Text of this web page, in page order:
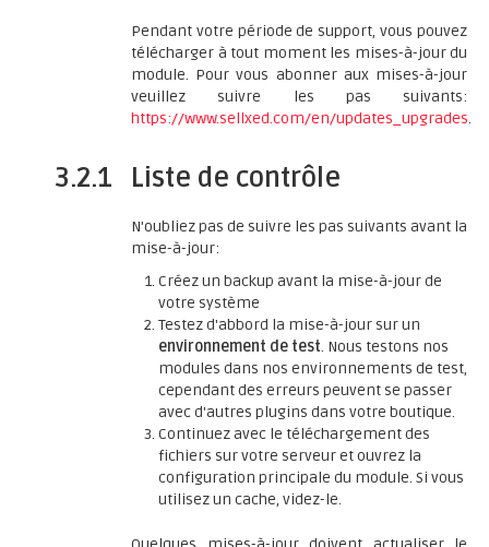
Pendant votre période de support, vous pouvez
télécharger à tout moment les mises-à-jour du
module. Pour vous abonner aux mises-à-jour
veuillez suivre les pas suivants:
https://www.sellxed.com/en/updates_upgrades.
3.2.1 Liste de contrôle
N'oubliez pas de suivre les pas suivants avant la
mise-à-jour:
Créez un backup avant la mise-à-jour de
votre système
Testez d'abbord la mise-à-jour sur un
environnement de test. Nous testons nos
modules dans nos environnements de test,
cependant des erreurs peuvent se passer
avec d'autres plugins dans votre boutique.
Continuez avec le téléchargement des
fichiers sur votre serveur et ouvrez la
configuration principale du module. Si vous
utilisez un cache, videz-le.